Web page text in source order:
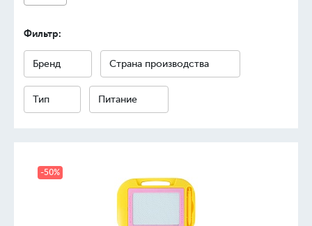
Фильтр:
Бренд Страна производства
Тип Питание
-50%